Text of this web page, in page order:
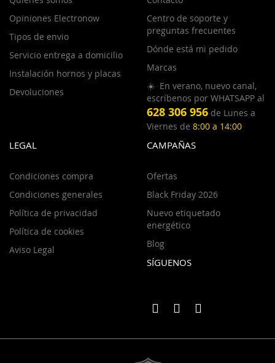
Opiniones Electronow
Tipos de envio
Servicio entrega a domicilio
Instalación hornos y placas
Devoluciones
Centro de soporte y
preguntas frecuentes
Dónde está mi pedido
Marcas
☀️ En verano, nuevo canal,
escríbenos por WHATSAPP al
628 306 956 de Lunes a
Viernes de 8:00 a 14:00
LEGAL
Condiciones compra
Condiciones generales
Política de privacidad
Política de cookies
Aviso Legal
CAMPAÑAS
Ofertas
Black Friday 2026
Nuevo etiquetado
energético
Blog
SÍGUENOS